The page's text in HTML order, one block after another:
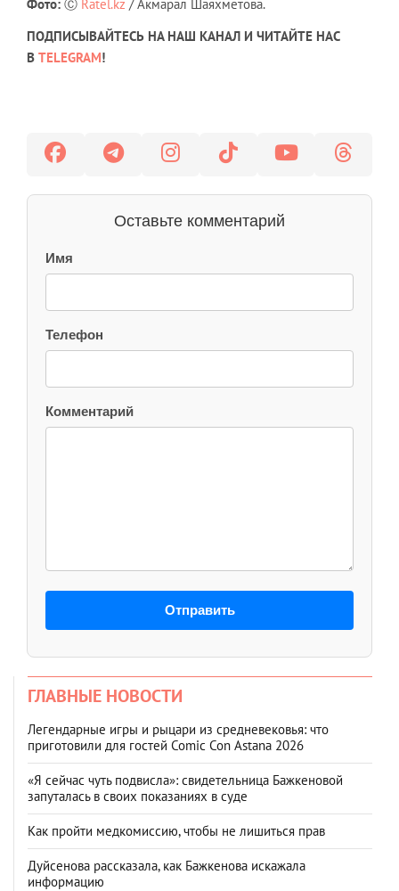
Фото: Ⓒ Ratel.kz / Акмарал Шаяхметова.
ПОДПИСЫВАЙТЕСЬ НА НАШ КАНАЛ И ЧИТАЙТЕ НАС
В TELEGRAM!
Оставьте комментарий
Имя
Телефон
Комментарий
Отправить
ГЛАВНЫЕ НОВОСТИ
Легендарные игры и рыцари из средневековья: что
приготовили для гостей Comic Con Astana 2026
«Я сейчас чуть подвисла»: свидетельница Бажкеновой
запуталась в своих показаниях в суде
Как пройти медкомиссию, чтобы не лишиться прав
Дуйсенова рассказала, как Бажкенова искажала
информацию